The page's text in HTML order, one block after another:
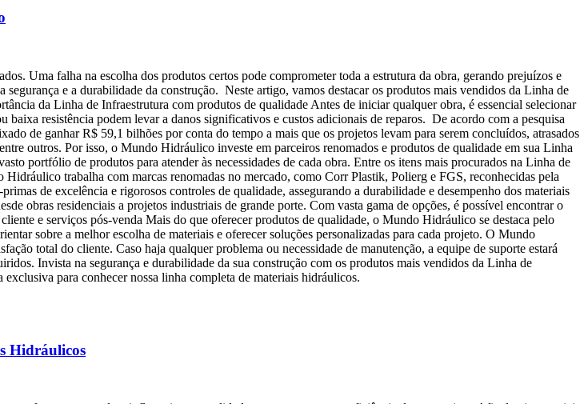
Uma falha na escolha dos produtos certos pode comprometer toda a estrutura da obra, gerando prejuízos e
e a durabilidade da construção. Neste artigo, vamos destacar os produtos mais vendidos da Linha de
da Linha de Infraestrutura com produtos de qualidade Antes de iniciar qualquer obra, é essencial selecionar
resistência podem levar a danos significativos e custos adicionais de reparos. De acordo com a pesquisa
de ganhar R$ 59,1 bilhões por conta do tempo a mais que os projetos levam para serem concluídos, atrasados
outros. Por isso, o Mundo Hidráulico investe em parceiros renomados e produtos de qualidade em sua Linha
portfólio de produtos para atender às necessidades de cada obra. Entre os itens mais procurados na Linha de
trabalha com marcas renomadas no mercado, como Corr Plastik, Polierg e FGS, reconhecidas pela
de excelência e rigorosos controles de qualidade, assegurando a durabilidade e desempenho dos materiais
obras residenciais a projetos industriais de grande porte. Com vasta gama de opções, é possível encontrar o
e serviços pós-venda Mais do que oferecer produtos de qualidade, o Mundo Hidráulico se destaca pelo
sobre a melhor escolha de materiais e oferecer soluções personalizadas para cada projeto. O Mundo
total do cliente. Caso haja qualquer problema ou necessidade de manutenção, a equipe de suporte estará
Invista na segurança e durabilidade da sua construção com os produtos mais vendidos da Linha de
para conhecer nossa linha completa de materiais hidráulicos.
Hidráulicos